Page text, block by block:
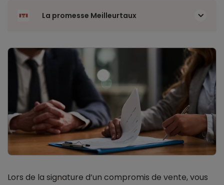
La promesse Meilleurtaux
Lors de la signature d’un compromis de vente, vous